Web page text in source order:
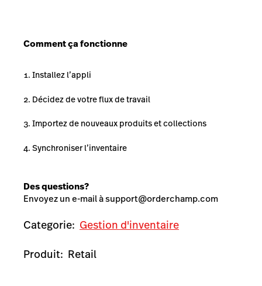
Comment ça fonctionne
Installez l’appli
Décidez de votre flux de travail
Importez de nouveaux produits et collections
Synchroniser l’inventaire
Des questions?
Envoyez un e-mail àsupport@orderchamp.com
Categorie: Gestion d'inventaire
Produit: Retail